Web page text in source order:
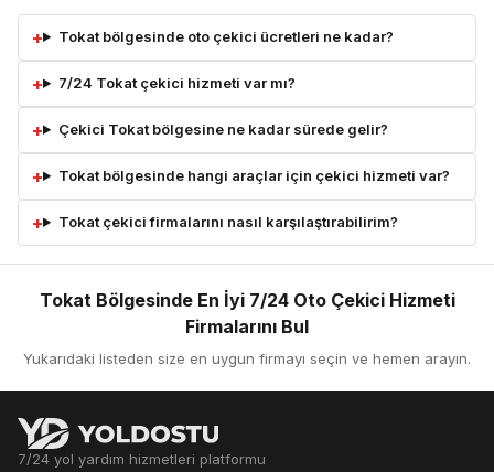
Tokat bölgesinde oto çekici ücretleri ne kadar?
7/24 Tokat çekici hizmeti var mı?
Çekici Tokat bölgesine ne kadar sürede gelir?
Tokat bölgesinde hangi araçlar için çekici hizmeti var?
Tokat çekici firmalarını nasıl karşılaştırabilirim?
Tokat Bölgesinde En İyi 7/24 Oto Çekici Hizmeti
Firmalarını Bul
Yukarıdaki listeden size en uygun firmayı seçin ve hemen arayın.
7/24 yol yardım hizmetleri platformu